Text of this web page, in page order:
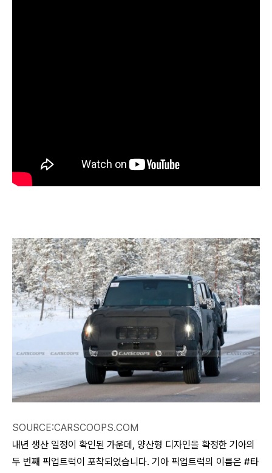
SOURCE:CARSCOOPS.COM
내년 생산 일정이 확인된 가운데, 양산형 디자인을 확정한 기아의
두 번째 픽업트럭이 포착되었습니다. 기아 픽업트럭의 이름은 #타